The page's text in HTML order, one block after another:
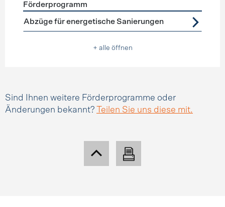
Förderprogramme Steuerabzüge
Förderprogramm
Abzüge für energetische Sanierungen
+ alle öffnen
Sind Ihnen weitere Förderprogramme oder
Änderungen bekannt?
Teilen Sie uns diese mit.